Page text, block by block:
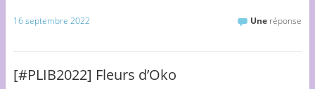
16 septembre 2022 Une réponse
[#PLIB2022] Fleurs d’Oko